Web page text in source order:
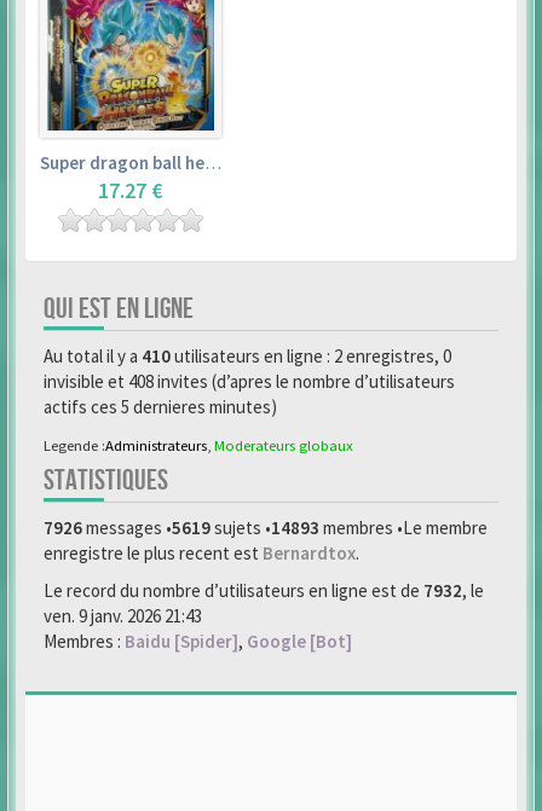
Super dragon ball heroes : official 4 pocket binder set
17.27 €
QUI EST EN LIGNE
Au total il y a 410utilisateurs en ligne : 2 enregistres, 0
invisible et 408 invites (d’apres le nombre d’utilisateurs
actifs ces 5 dernieres minutes)
Legende :Administrateurs Moderateurs globaux
STATISTIQUES
7926messages •5619sujets •14893 membres •Le membre
enregistre le plus recent est Bernardtox.
Le record du nombre d’utilisateurs en ligne est de 7932, le
ven. 9 janv. 2026 21:43
Membres : Baidu [Spider], Google [Bot]